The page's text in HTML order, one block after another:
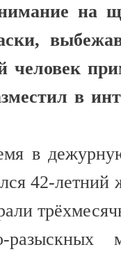
на
человек
в
в
42-